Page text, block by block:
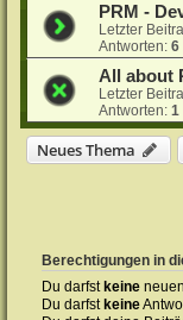
PRM -
Letzter
Antworten:6
All about
Letzter
Antworten:1
Neues Thema
Berechtigungen in
Du darfstkeine
Du darfstkeine